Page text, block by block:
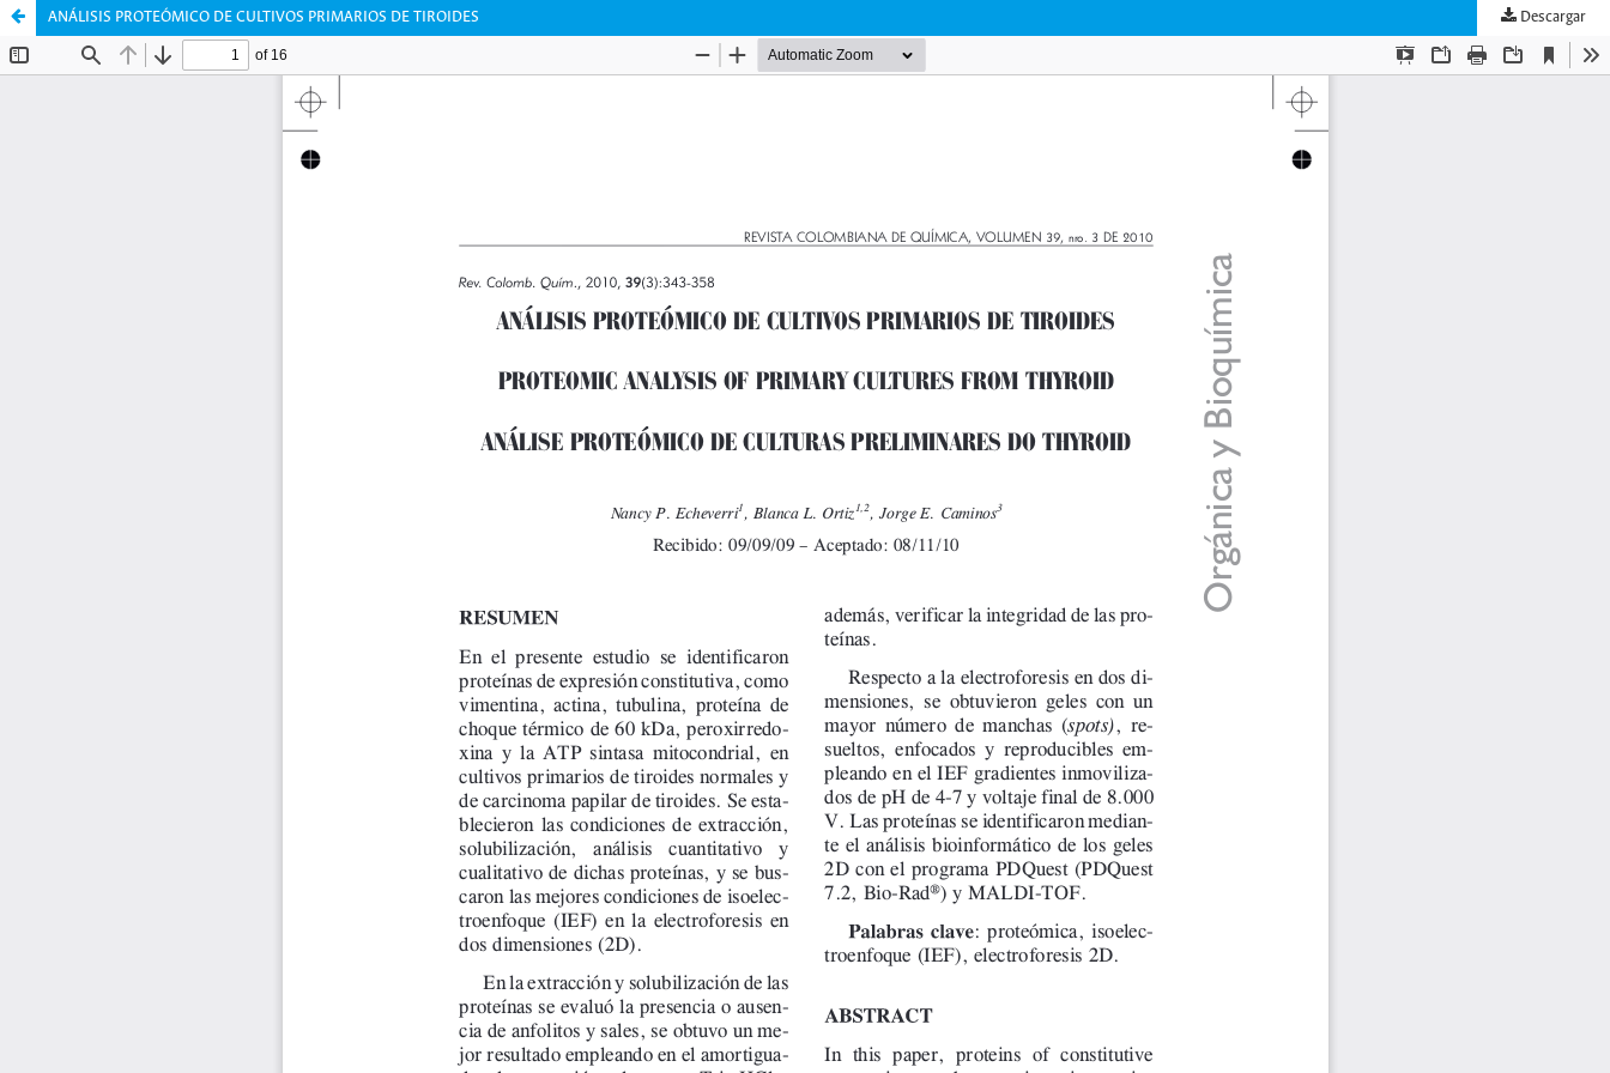
ANÁLISIS PROTEÓMICO DE CULTIVOS PRIMARIOS DE TIROIDES Descargar